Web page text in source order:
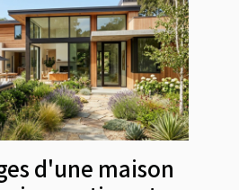
d'une maison